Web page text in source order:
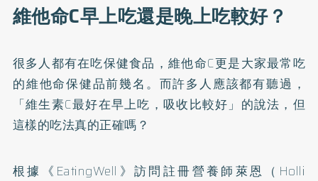
維他命C早上吃還是晚上吃較好？
很多人都有在吃保健食品，維他命C更是大家最常吃
的維他命保健品前幾名。而許多人應該都有聽過，
「維生素C最好在早上吃，吸收比較好」的說法，但
這樣的吃法真的正確嗎？
根據《EatingWell》訪問註冊營養師萊恩（Holli